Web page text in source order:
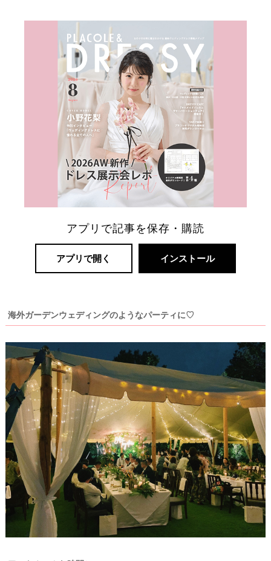
アプリで記事を保存・購読
アプリで開く インストール
海外ガーデンウェディングのようなパーティに♡
試
着
レ
ポ